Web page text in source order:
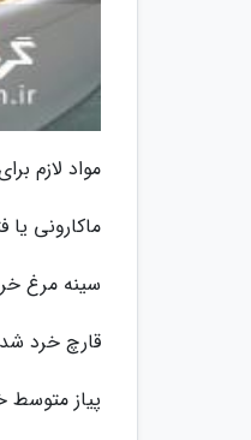
مواد لازم
ماکارونی یا
سینه مرغ خرد شد
قارچ خرد شده 200
پیاز